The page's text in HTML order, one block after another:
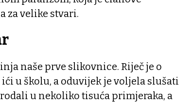
za velike stvari.
naše prve slikovnice. Riječ je o
u školu, a oduvijek je voljela slušati
u nekoliko tisuća primjeraka, a